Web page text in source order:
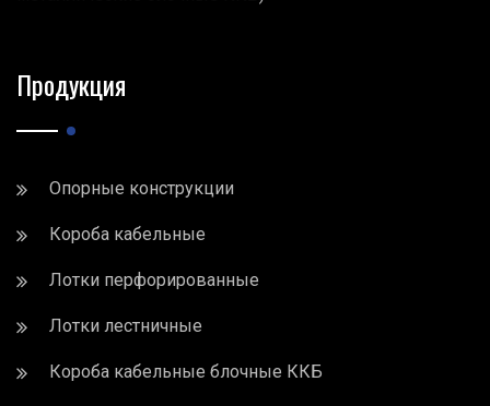
Продукция
Опорные конструкции
Короба кабельные
Лотки перфорированные
Лотки лестничные
Короба кабельные блочные ККБ